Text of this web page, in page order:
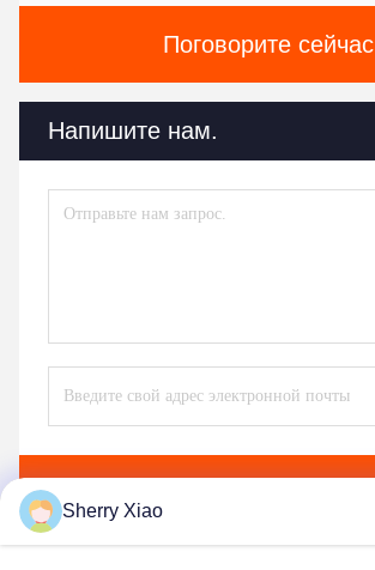
Поговорите сейчас
Напишите нам.
Sherry Xiao